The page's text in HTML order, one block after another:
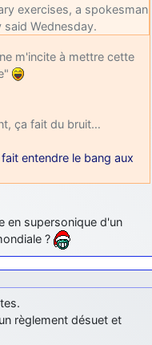
pour cette nouvelle
souhaiter un Joyeux Noël
lycées militaires
après une prépa
temps devant toi
je savoir que faire après
officier de l'armée de l'air?
de l'air de la haute -volta
les pieds, j’avoue
exercises, a spokesman
Wednesday.
m'incite à mettre cette
ça fait du bruit…
entendre le bang aux
en supersonique d'un
?
règlement désuet et